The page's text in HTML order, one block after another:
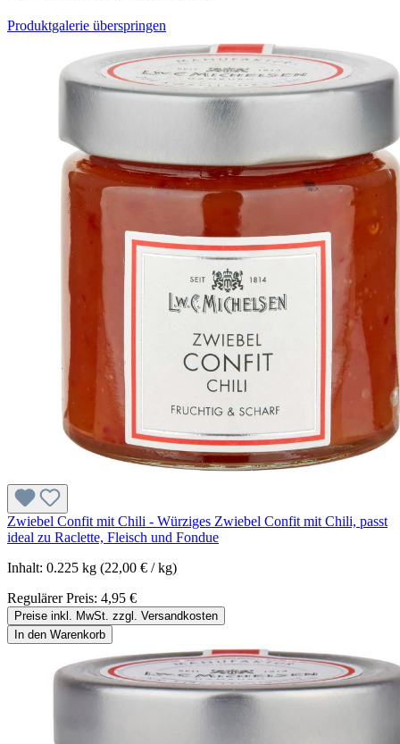
Produktgalerie überspringen
Zwiebel Confit mit Chili - Würziges Zwiebel Confit mit Chili, passt
ideal zu Raclette, Fleisch und Fondue
Inhalt: 0.225 kg (22,00 € / kg)
Regulärer Preis: 4,95 €
Preise inkl. MwSt. zzgl. Versandkosten
In den Warenkorb